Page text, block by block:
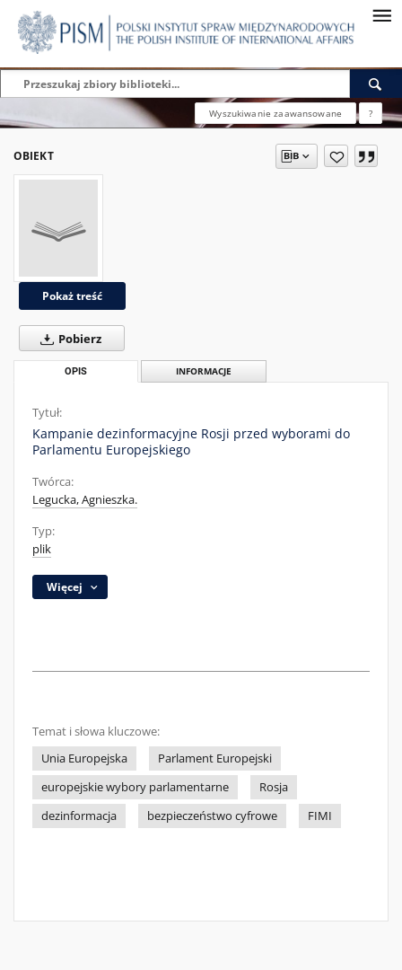
Wyszukiwanie zaawansowane ?
OBIEKT
Pokaż treść
Pobierz
OPIS INFORMACJE
Tytuł:
Kampanie dezinformacyjne Rosji przed wyborami do
Parlamentu Europejskiego
Twórca:
Legucka, Agnieszka.
Typ:
plik
Więcej
Temat i słowa kluczowe:
Unia Europejska
Parlament Europejski
europejskie wybory parlamentarne
Rosja
dezinformacja
bezpieczeństwo cyfrowe FIMI